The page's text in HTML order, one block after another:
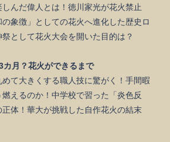
んだ偉人とは！徳川家光が花火禁止
象徴」としての花火へ進化した歴史ロ
として花火大会を開いた目的は？
月？花火ができるまで
て大きくする職人技に驚がく！手間暇
えるのか！中学校で習った「炎色反
体！華大が挑戦した自作花火の結末